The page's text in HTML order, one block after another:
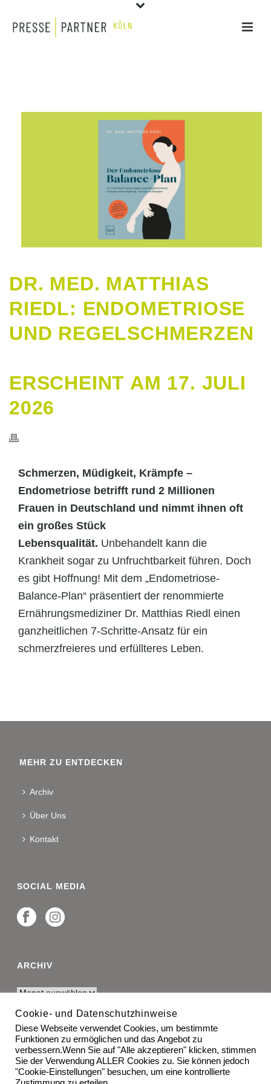
DR. MED. MATTHIAS
RIEDL: ENDOMETRIOSE
UND REGELSCHMERZEN
ERSCHEINT AM 17. JULI
2026
Schmerzen, Müdigkeit, Krämpfe –
Endometriose betrifft rund 2 Millionen
Frauen in Deutschland und nimmt ihnen oft
ein großes Stück
Lebensqualität. Unbehandelt kann die
Krankheit sogar zu Unfruchtbarkeit führen. Doch
es gibt Hoffnung! Mit dem „Endometriose-
Balance-Plan“ präsentiert der renommierte
Ernährungsmediziner Dr. Matthias Riedl einen
ganzheitlichen 7-Schritte-Ansatz für ein
schmerzfreieres und erfüllteres Leben.
MEHR ZU ENTDECKEN
Archiv
Über Uns
Kontakt
SOCIAL MEDIA
ARCHIV
RECHTLICHES
Impressum
Cookie- und Datenschutzhinweise
Diese Webseite verwendet Cookies, um bestimmte
Funktionen zu ermöglichen und das Angebot zu
verbessern.Wenn Sie auf "Alle akzeptieren" klicken, stimmen
Sie der Verwendung ALLER Cookies zu. Sie können jedoch
"Cookie-Einstellungen" besuchen, um eine kontrollierte